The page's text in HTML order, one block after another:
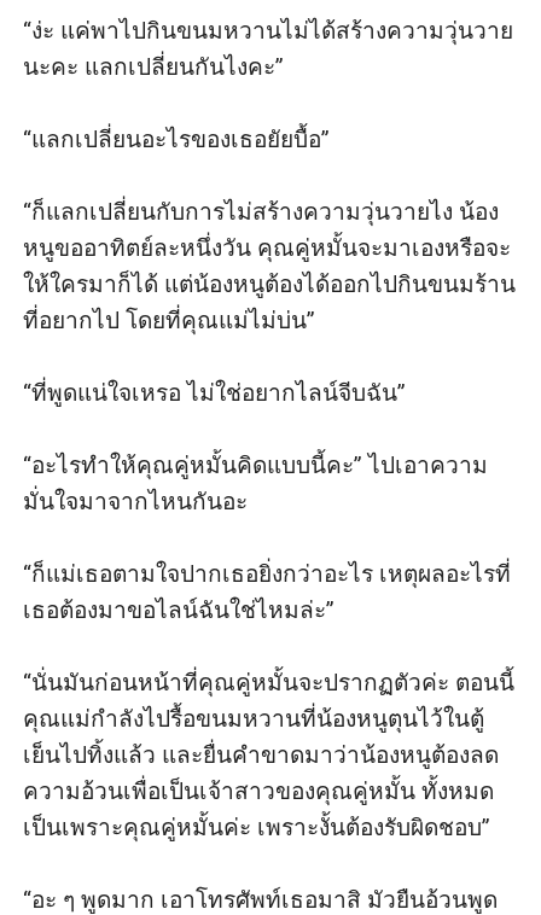
“ง่ะ แค่พาไปกินขนมหวานไม่ได้สร้างความวุ่นวาย
นะคะ แลกเปลี่ยนกันไงคะ”
“แลกเปลี่ยนอะไรของเธอยัยบื้อ”
“ก็แลกเปลี่ยนกับการไม่สร้างความวุ่นวายไง น้อง
หนูขออาทิตย์ละหนึ่งวัน คุณคู่หมั้นจะมาเองหรือจะ
ให้ใครมาก็ได้ แต่น้องหนูต้องได้ออกไปกินขนมร้าน
ที่อยากไป โดยที่คุณแม่ไม่บ่น”
“ที่พูดแน่ใจเหรอ ไม่ใช่อยากไลน์จีบฉัน”
“อะไรทำให้คุณคู่หมั้นคิดแบบนี้คะ” ไปเอาความ
มั่นใจมาจากไหนกันอะ
“ก็แม่เธอตามใจปากเธอยิ่งกว่าอะไร เหตุผลอะไรที่
เธอต้องมาขอไลน์ฉันใช่ไหมล่ะ”
“นั่นมันก่อนหน้าที่คุณคู่หมั้นจะปรากฏตัวค่ะ ตอนนี้
คุณแม่กำลังไปรื้อขนมหวานที่น้องหนูตุนไว้ในตู้
เย็นไปทิ้งแล้ว และยื่นคำขาดมาว่าน้องหนูต้องลด
ความอ้วนเพื่อเป็นเจ้าสาวของคุณคู่หมั้น ทั้งหมด
เป็นเพราะคุณคู่หมั้นค่ะ เพราะงั้นต้องรับผิดชอบ”
“อะ ๆ พูดมาก เอาโทรศัพท์เธอมาสิ มัวยืนอ้วนพูด